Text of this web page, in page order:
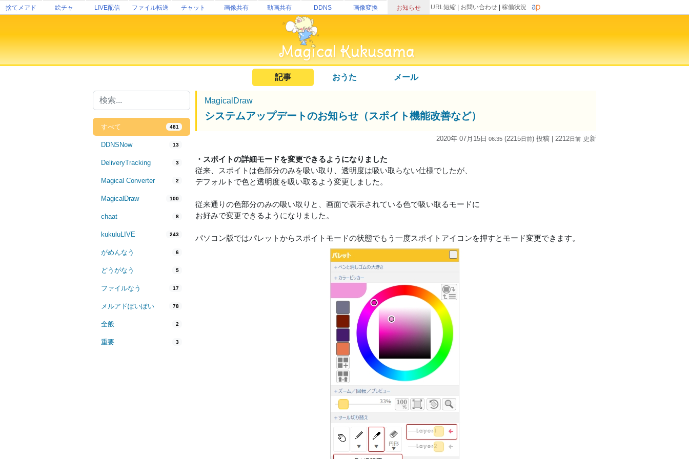
捨てメアド 絵チャ LIVE配信 ファイル転送 チャット 画像共有 動画共有 DDNS 画像変換 お知らせ URL短縮 お問い合わせ 稼働状況
記事 おうた メール
すべて 481
DDNSNow 13
DeliveryTracking 3
Magical Converter 2
MagicalDraw 100
chaat 8
kukuluLIVE 243
がめんなう 6
どうがなう 5
ファイルなう 17
メルアドぽいぽい 78
全般 2
重要 3
MagicalDraw
システムアップデートのお知らせ（スポイト機能改善など）
2020年 07月15日 06:35 (2215日前) 投稿 | 2212日前 更新
・スポイトの詳細モードを変更できるようになりました
従来、スポイトは色部分のみを吸い取り、透明度は吸い取らない仕様でしたが、
デフォルトで色と透明度を吸い取るよう変更しました。
従来通りの色部分のみの吸い取りと、画面で表示されている色で吸い取るモードに
お好みで変更できるようになりました。
パソコン版ではパレットからスポイトモードの状態でもう一度スポイトアイコンを押すとモード変更できます。